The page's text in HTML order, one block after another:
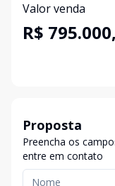
Valor venda
R$
Proposta
Preencha os
entre em contato